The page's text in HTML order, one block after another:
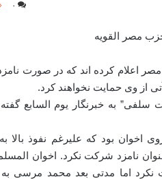
۰
مصر القویه
اعلام کرده اند که در صورت
از وی حمایت نخواهند کرد.
به خبرنگار یوم السابع
اخوان بود که علیرغم نفوذ
نامزد شرکت نکرد. اخوان
نکرد اما مدتی بعد محمد مرسی